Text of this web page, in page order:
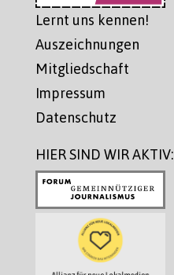
Lernt uns kennen!
Auszeichnungen
Mitgliedschaft
Impressum
Datenschutz
HIER SIND WIR AKTIV: